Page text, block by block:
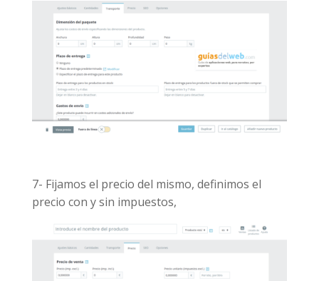
7- Fijamos el precio del mismo, definimos el
precio con y sin impuestos,